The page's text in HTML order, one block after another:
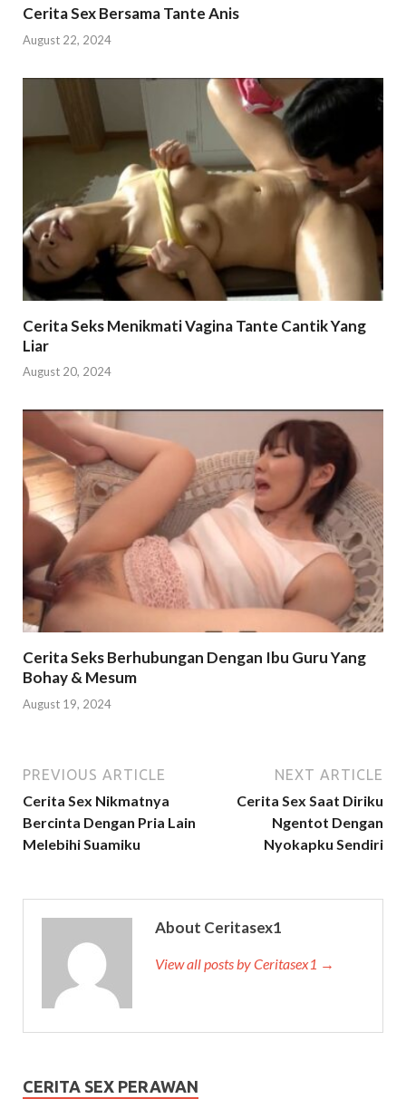
Cerita Sex Bersama Tante Anis
August 22, 2024
Cerita Seks Menikmati Vagina Tante Cantik Yang
Liar
August 20, 2024
Cerita Seks Berhubungan Dengan Ibu Guru Yang
Bohay & Mesum
August 19, 2024
PREVIOUS ARTICLE
Cerita Sex Nikmatnya
Bercinta Dengan Pria Lain
Melebihi Suamiku
NEXT ARTICLE
Cerita Sex Saat Diriku
Ngentot Dengan
Nyokapku Sendiri
About Ceritasex1
View all posts by Ceritasex1 →
CERITA SEX PERAWAN